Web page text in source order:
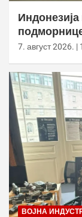
7. август 2026. |
ВОЈНА